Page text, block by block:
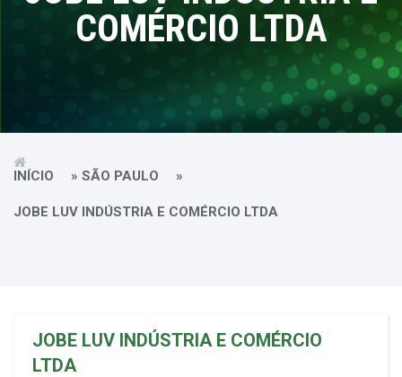
COMÉRCIO LTDA
INÍCIO » SÃO PAULO »
JOBE LUV INDÚSTRIA E COMÉRCIO LTDA
JOBE LUV INDÚSTRIA E COMÉRCIO
LTDA